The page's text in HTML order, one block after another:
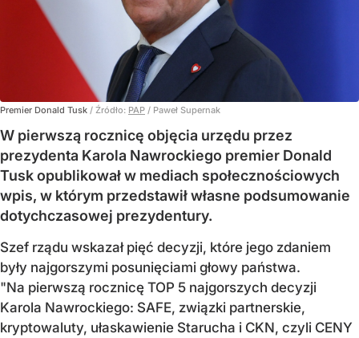
Premier Donald Tusk / Źródło: PAP / Paweł Supernak
W pierwszą rocznicę objęcia urzędu przez
prezydenta Karola Nawrockiego premier Donald
Tusk opublikował w mediach społecznościowych
wpis, w którym przedstawił własne podsumowanie
dotychczasowej prezydentury.
Szef rządu wskazał pięć decyzji, które jego zdaniem
były najgorszymi posunięciami głowy państwa.
"Na pierwszą rocznicę TOP 5 najgorszych decyzji
Karola Nawrockiego: SAFE, związki partnerskie,
kryptowaluty, ułaskawienie Starucha i CKN, czyli CENY